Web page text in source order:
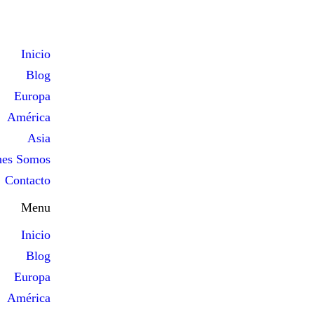
Inicio
Blog
Europa
América
Asia
Somos
Contacto
Menu
Inicio
Blog
Europa
América